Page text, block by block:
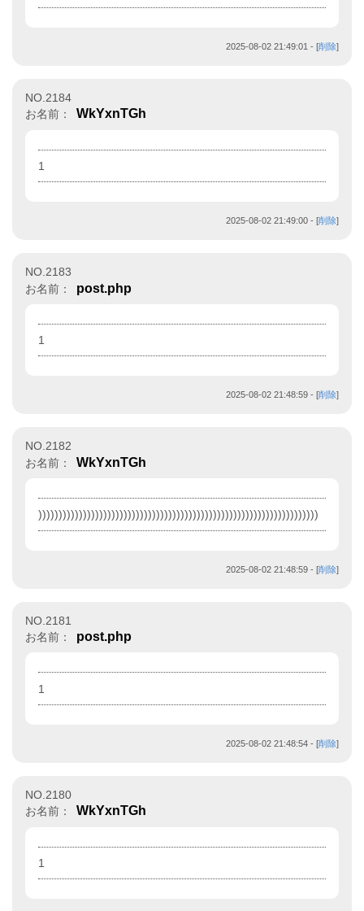
2025-08-02 21:49:01 - [削除]
NO.2184
お名前：
WkYxnTGh
1
2025-08-02 21:49:00 - [削除]
NO.2183
お名前：
post.php
1
2025-08-02 21:48:59 - [削除]
NO.2182
お名前：
WkYxnTGh
)))))))))))))))))))))))))))))))))))))))))))))))))))))))))))))))))))))
2025-08-02 21:48:59 - [削除]
NO.2181
お名前：
post.php
1
2025-08-02 21:48:54 - [削除]
NO.2180
お名前：
WkYxnTGh
1